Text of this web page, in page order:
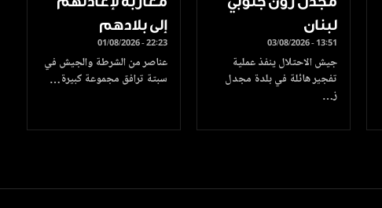
لبنان
03/08/2026 - 13:51
جيش الاحتلال ينفذ عملية
تفجير هائلة في بلدة مجدل
ز…
إلى بلادهم
01/08/2026 - 22:23
عناصر من الشرطة والجيش في
سبتة ترافق مجموعة كبيرة…